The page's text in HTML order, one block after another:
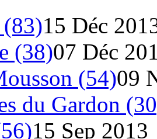
15 Déc
(38)07 Déc
(54)09
du Gardon
15 Sep 2013